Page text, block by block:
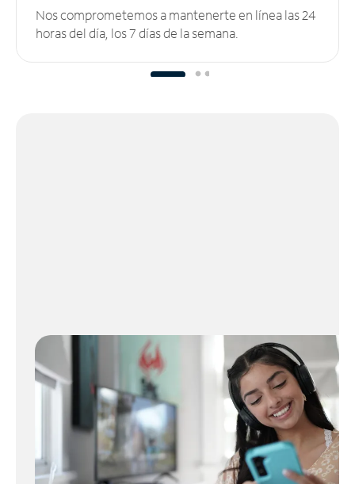
Nos comprometemos a mantenerte en línea las 24
horas del día, los 7 días de la semana.